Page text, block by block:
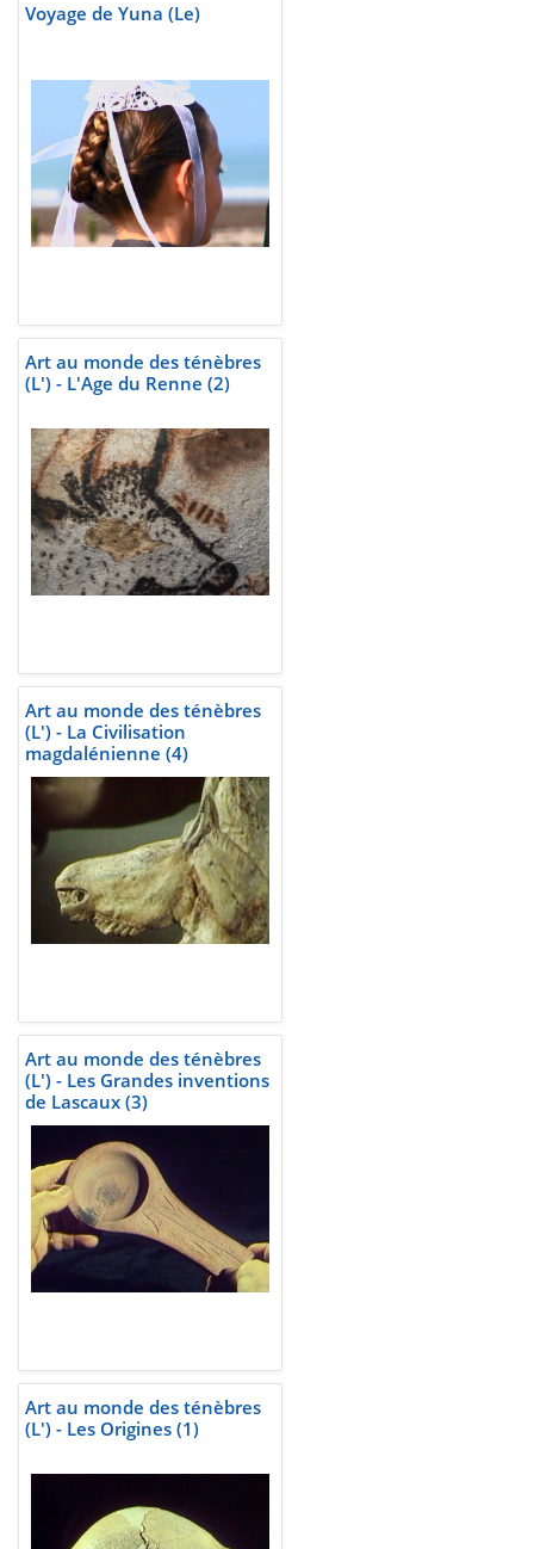
Voyage de Yuna (Le)
Art au monde des ténèbres
(L') - L'Age du Renne (2)
Art au monde des ténèbres
(L') - La Civilisation
magdalénienne (4)
Art au monde des ténèbres
(L') - Les Grandes inventions
de Lascaux (3)
Art au monde des ténèbres
(L') - Les Origines (1)